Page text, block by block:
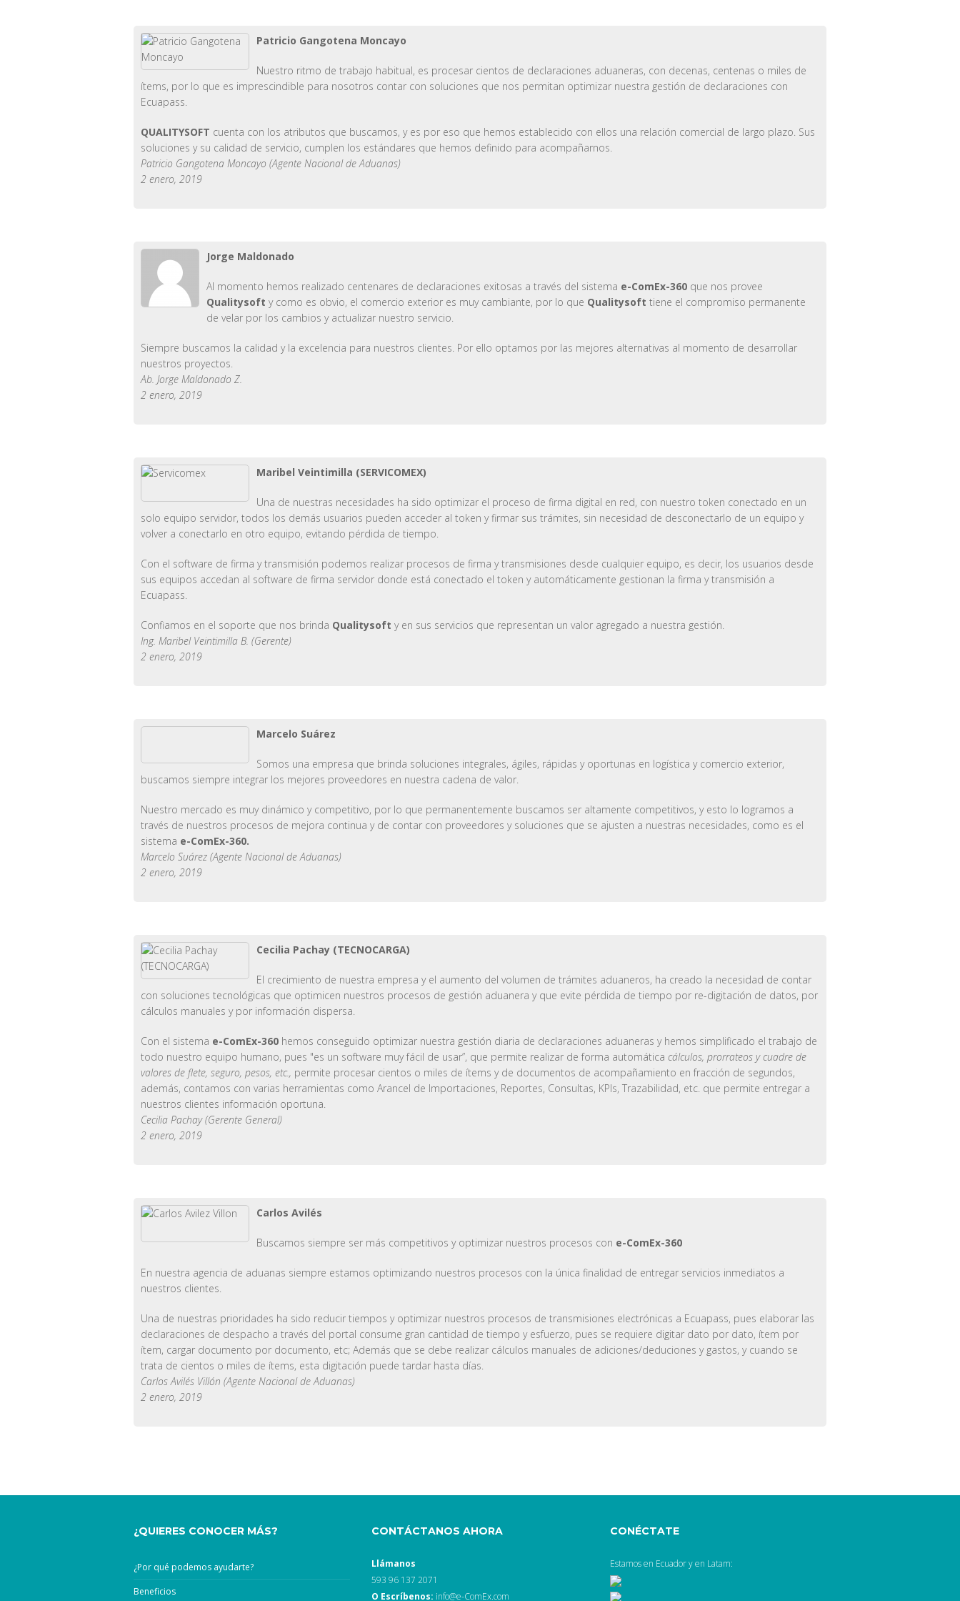
Patricio Gangotena Moncayo
Nuestro ritmo de trabajo habitual, es procesar cientos de declaraciones aduaneras, con decenas, centenas o miles de
ítems, por lo que es imprescindible para nosotros contar con soluciones que nos permitan optimizar nuestra gestión de declaraciones con
Ecuapass.
QUALITYSOFT cuenta con los atributos que buscamos, y es por eso que hemos establecido con ellos una relación comercial de largo plazo. Sus
soluciones y su calidad de servicio, cumplen los estándares que hemos definido para acompañarnos.
Patricio Gangotena Moncayo (Agente Nacional de Aduanas)
2 enero, 2019
Jorge Maldonado
Al momento hemos realizado centenares de declaraciones exitosas a través del sistema e-ComEx-360 que nos provee
Qualitysoft y como es obvio, el comercio exterior es muy cambiante, por lo que Qualitysoft tiene el compromiso permanente
de velar por los cambios y actualizar nuestro servicio.
Siempre buscamos la calidad y la excelencia para nuestros clientes. Por ello optamos por las mejores alternativas al momento de desarrollar
nuestros proyectos.
Ab. Jorge Maldonado Z.
2 enero, 2019
Maribel Veintimilla (SERVICOMEX)
Una de nuestras necesidades ha sido optimizar el proceso de firma digital en red, con nuestro token conectado en un
solo equipo servidor, todos los demás usuarios pueden acceder al token y firmar sus trámites, sin necesidad de desconectarlo de un equipo y
volver a conectarlo en otro equipo, evitando pérdida de tiempo.
Con el software de firma y transmisión podemos realizar procesos de firma y transmisiones desde cualquier equipo, es decir, los usuarios desde
sus equipos accedan al software de firma servidor donde está conectado el token y automáticamente gestionan la firma y transmisión a
Ecuapass.
Confiamos en el soporte que nos brinda Qualitysoft y en sus servicios que representan un valor agregado a nuestra gestión.
Ing. Maribel Veintimilla B. (Gerente)
2 enero, 2019
Marcelo Suárez
Somos una empresa que brinda soluciones integrales, ágiles, rápidas y oportunas en logística y comercio exterior,
buscamos siempre integrar los mejores proveedores en nuestra cadena de valor.
Nuestro mercado es muy dinámico y competitivo, por lo que permanentemente buscamos ser altamente competitivos, y esto lo logramos a
través de nuestros procesos de mejora continua y de contar con proveedores y soluciones que se ajusten a nuestras necesidades, como es el
sistema e-ComEx-360.
Marcelo Suárez (Agente Nacional de Aduanas)
2 enero, 2019
Cecilia Pachay (TECNOCARGA)
El crecimiento de nuestra empresa y el aumento del volumen de trámites aduaneros, ha creado la necesidad de contar
con soluciones tecnológicas que optimicen nuestros procesos de gestión aduanera y que evite pérdida de tiempo por re-digitación de datos, por
cálculos manuales y por información dispersa.
Con el sistema e-ComEx-360 hemos conseguido optimizar nuestra gestión diaria de declaraciones aduaneras y hemos simplificado el trabajo de
todo nuestro equipo humano, pues "es un software muy fácil de usar”, que permite realizar de forma automática cálculos, prorrateos y cuadre de
valores de flete, seguro, pesos, etc., permite procesar cientos o miles de ítems y de documentos de acompañamiento en fracción de segundos,
además, contamos con varias herramientas como Arancel de Importaciones, Reportes, Consultas, KPIs, Trazabilidad, etc. que permite entregar a
nuestros clientes información oportuna.
Cecilia Pachay (Gerente General)
2 enero, 2019
Carlos Avilés
Buscamos siempre ser más competitivos y optimizar nuestros procesos con e-ComEx-360
En nuestra agencia de aduanas siempre estamos optimizando nuestros procesos con la única finalidad de entregar servicios inmediatos a
nuestros clientes.
Una de nuestras prioridades ha sido reducir tiempos y optimizar nuestros procesos de transmisiones electrónicas a Ecuapass, pues elaborar las
declaraciones de despacho a través del portal consume gran cantidad de tiempo y esfuerzo, pues se requiere digitar dato por dato, ítem por
ítem, cargar documento por documento, etc; Además que se debe realizar cálculos manuales de adiciones/deduciones y gastos, y cuando se
trata de cientos o miles de ítems, esta digitación puede tardar hasta días.
Carlos Avilés Villón (Agente Nacional de Aduanas)
2 enero, 2019
¿QUIERES CONOCER MÁS?
¿Por qué podemos ayudarte?
Beneficios
CONTÁCTANOS AHORA
Llámanos
593 96 137 2071
O Escríbenos: info@e-ComEx.com
CONÉCTATE
Estamos en Ecuador y en Latam: